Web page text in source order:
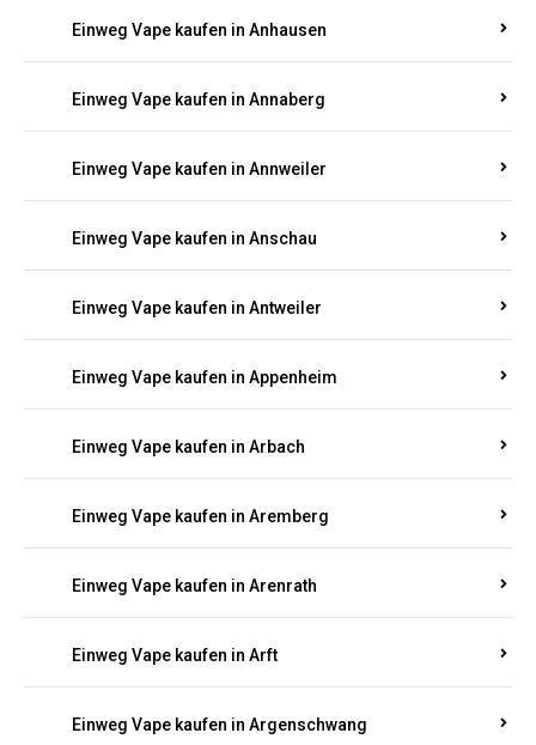
Einweg Vape kaufen in Anhausen
Einweg Vape kaufen in Annaberg
Einweg Vape kaufen in Annweiler
Einweg Vape kaufen in Anschau
Einweg Vape kaufen in Antweiler
Einweg Vape kaufen in Appenheim
Einweg Vape kaufen in Arbach
Einweg Vape kaufen in Aremberg
Einweg Vape kaufen in Arenrath
Einweg Vape kaufen in Arft
Einweg Vape kaufen in Argenschwang